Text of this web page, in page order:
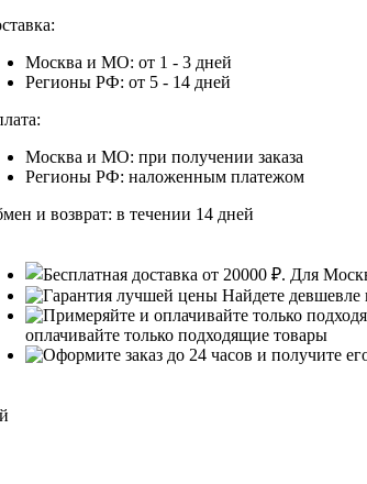
Москва и МО: от 1 - 3 дней
Регионы РФ: от 5 - 14 дней
Москва и МО: при получении заказа
Регионы РФ: наложенным платежом
и возврат: в течении 14 дней
Для
Найдете девшевле
оплачивайте только подходящие товары